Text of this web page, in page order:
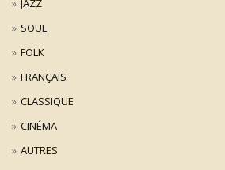
JAZZ
SOUL
FOLK
FRANÇAIS
CLASSIQUE
CINÉMA
AUTRES